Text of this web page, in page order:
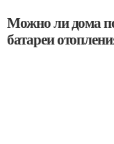
Можно ли дома
батареи